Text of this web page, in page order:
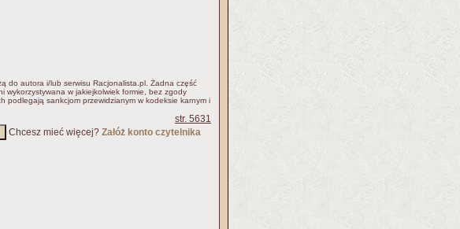
do autora i/lub serwisu Racjonalista.pl. Żadna część
w jakiejkolwiek formie, bez zgody
podlegają sankcjom przewidzianym w kodeksie karnym i
str. 5631
Chcesz mieć więcej? Załóż konto czytelnika